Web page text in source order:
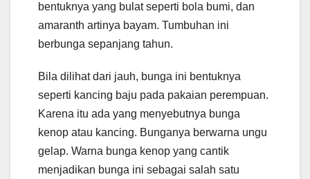
bentuknya yang bulat seperti bola bumi, dan
amaranth artinya bayam. Tumbuhan ini
berbunga sepanjang tahun.
Bila dilihat dari jauh, bunga ini bentuknya
seperti kancing baju pada pakaian perempuan.
Karena itu ada yang menyebutnya bunga
kenop atau kancing. Bunganya berwarna ungu
gelap. Warna bunga kenop yang cantik
menjadikan bunga ini sebagai salah satu